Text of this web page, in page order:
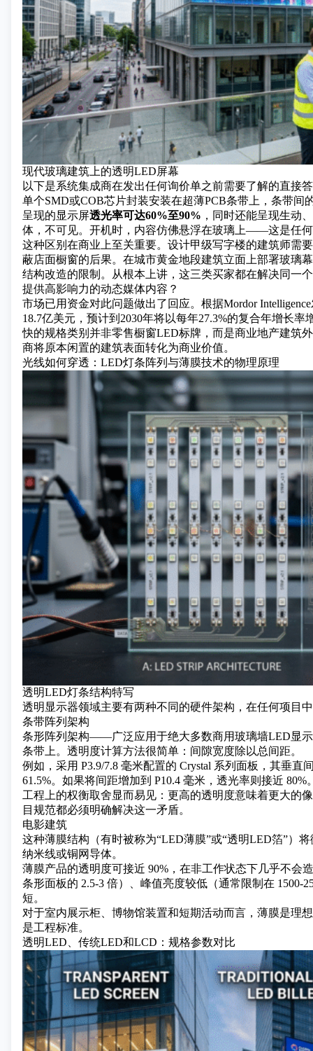
现代玻璃建筑上的透明LED屏幕
以下是系统集成商在发出任何询价单之前需要了解的直接
单个SMD或COB芯片封装安装在超薄PCB条带上，条带
呈现的显示屏透光率可达60%至90% ，同时还能呈现生动
体，不可见。开机时，内容仿佛悬浮在玻璃上——这是任
这种区别在商业上至关重要。设计甲级写字楼的建筑师需
蔽店面橱窗的后果。在城市黄金地段建筑立面上部署玻璃
结构改造的限制。从根本上讲，这三类买家都在解决同一
提供高影响力的动态媒体内容？
市场已用资金对此问题做出了回应。根据Mordor
18.7亿美元，预计到2030年将以每年27.3%的复合年增长
快的规格类别并非零售橱窗LED标牌，而是商业地产建筑
商将原本闲置的建筑表面转化为商业价值。
光线如何穿透：LED灯条阵列与薄膜技术的物理原理
透明LED灯条结构特写
透明显示器领域主要有两种不同的硬件架构，在任何项目
条带阵列架构
条形阵列架构——广泛应用于绝大多数商用玻璃墙LED显
条带上。透明度计算方法很简单：间隙宽度除以总间距。
例如，采用 P3.9/7.8 毫米配置的 Crystal 系列面板，其垂
61.5%。如果将间距增加到 P10.4 毫米，透光率则接近 80%
工程上的权衡取舍显而易见：更高的透明度意味着更大的
目规范都必须明确解决这一矛盾。
电影建筑
这种薄膜结构（有时被称为“LED薄膜”或“透明LED箔”）
纳米线或铜网导体。
薄膜产品的透明度可接近 90%，在非工作状态下几乎不会
条形面板的 2.5-3 倍）、峰值亮度较低（通常限制在
短。
对于室内展示柜、博物馆装置和短期活动而言，薄膜是理
是工程标准。
透明LED、传统LED和LCD：规格参数对比